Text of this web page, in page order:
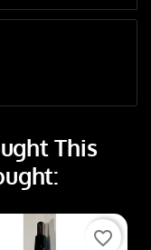
This
favorite_border